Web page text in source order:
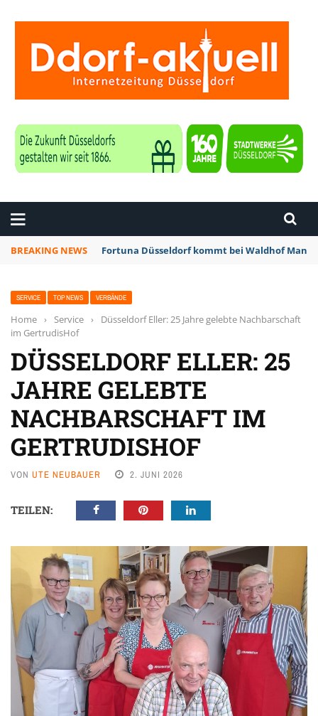
BREAKING NEWS Fortuna Düsseldorf kommt bei Waldhof
SERVICE TOP NEWS VERBÄNDE
Home › Service ›
Düsseldorf Eller: 25 Jahre gelebte Nachbarschaft
im GertrudisHof
DÜSSELDORF ELLER: 25
JAHRE GELEBTE
NACHBARSCHAFT IM
GERTRUDISHOF
VON UTE NEUBAUER 2. JUNI 2026
TEILEN: